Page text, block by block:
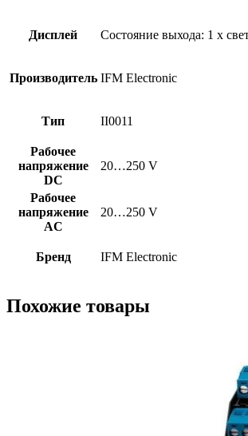
Дисплей Состояние выхода: 1 x
Производитель IFM Electronic
Тип II0011
Рабочее
напряжение
DC
20…250 V
Рабочее
напряжение
AC
20…250 V
Бренд IFM Electronic
Похожие товары